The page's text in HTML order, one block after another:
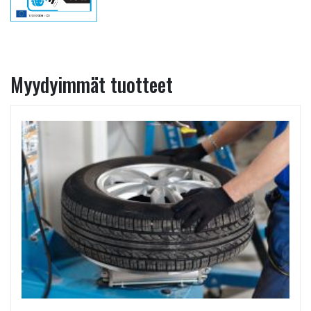
Myydyimmät tuotteet